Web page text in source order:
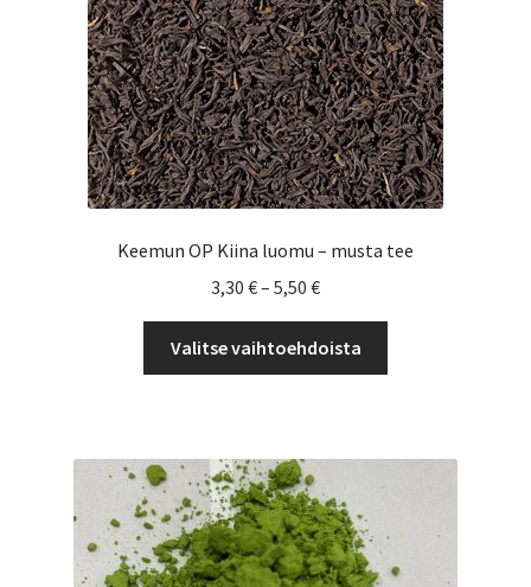
Keemun OP Kiina luomu – musta tee
3,30 €– 5,50 €Hintaluokka:
-
5,50 €
Valitse vaihtoehdoista
valinnat
tuotteen